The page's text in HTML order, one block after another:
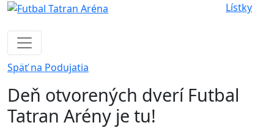
Lístky
Späť na Podujatia
Deň otvorených dverí Futbal
Tatran Arény je tu!